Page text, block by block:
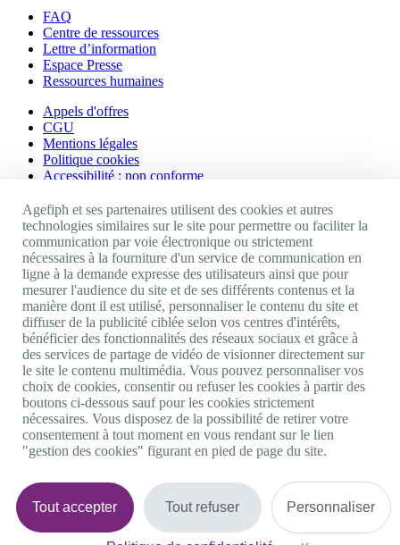
FAQ
Centre de ressources
Lettre d’information
Espace Presse
Ressources humaines
Appels d'offres
CGU
Mentions légales
Politique cookies
Accessibilité : non conforme
Nos autres sites
Site portail Agefiph
Activateur de progrès
Handinnov
Innovation et recherche
Université du RRH
Service AppuiPro
Nous suivre
Youtube
Linkedin
Facebook
Twitter
0 800 11 10 09Services & appel gratuitsDe 9h à 18h.
Nous contacter
Plateforme de mise en contact LSF
Agefiph et ses partenaires utilisent des cookies et autres
technologies similaires sur le site pour permettre ou faciliter la
communication par voie électronique ou strictement
nécessaires à la fourniture d'un service de communication en
ligne à la demande expresse des utilisateurs ainsi que pour
mesurer l'audience du site et de ses différents contenus et la
manière dont il est utilisé, personnaliser le contenu du site et
diffuser de la publicité ciblée selon vos centres d'intérêts,
bénéficier des fonctionnalités des réseaux sociaux et grâce à
des services de partage de vidéo de visionner directement sur
le site le contenu multimédia. Vous pouvez personnaliser vos
choix de cookies, consentir ou refuser les cookies à partir des
boutons ci-dessous sauf pour les cookies strictement
nécessaires. Vous disposez de la possibilité de retirer votre
consentement à tout moment en vous rendant sur le lien
"gestion des cookies" figurant en pied de page du site.
Tout accepter Tout refuser Personnaliser